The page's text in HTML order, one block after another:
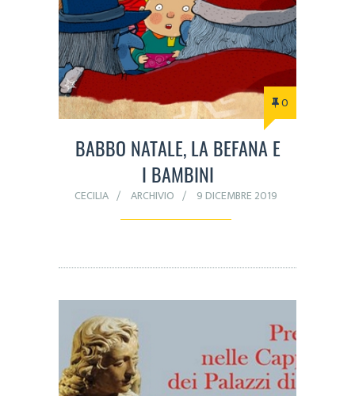
0
BABBO NATALE, LA BEFANA E
I BAMBINI
CECILIA ARCHIVIO 9 DICEMBRE 2019